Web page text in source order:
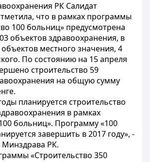
РК Салидат
что в рамках программы
100 больниц» предусмотрена
объектов здравоохранения, в
местного значения, 4
По состоянию на 15 апреля
строительство 59
на общую сумму
планируется строительство
в рамках
больниц». Программу «100
завершить в 2017 году», -
Минздрава РК.
«Строительство 350